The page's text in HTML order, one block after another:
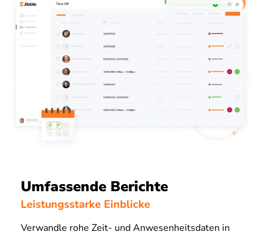
Umfassende Berichte
Leistungsstarke Einblicke
Verwandle rohe Zeit- und Anwesenheitsdaten in